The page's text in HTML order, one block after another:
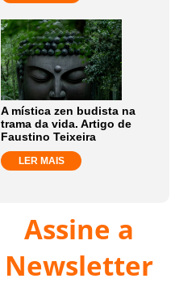
A mística zen budista na
trama da vida. Artigo de
Faustino Teixeira
LER MAIS
Assine a
Newsletter